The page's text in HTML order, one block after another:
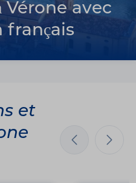
Vérone avec
français
et